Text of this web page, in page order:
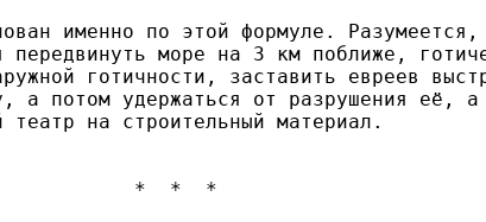
именно по этой формуле. Разумеется,
передвинуть море на 3 км поближе,
готичности, заставить евреев
а потом удержаться от разрушения её,
театр на строительный материал.
*  *  *